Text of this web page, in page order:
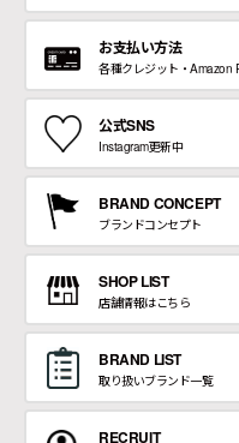
お支払い方法
各種クレジット・Amazon
公式SNS
Instagram更新中
BRAND CONCEPT
ブランドコンセプト
SHOP LIST
店舗情報はこちら
BRAND LIST
取り扱いブランド一覧
RECRUIT